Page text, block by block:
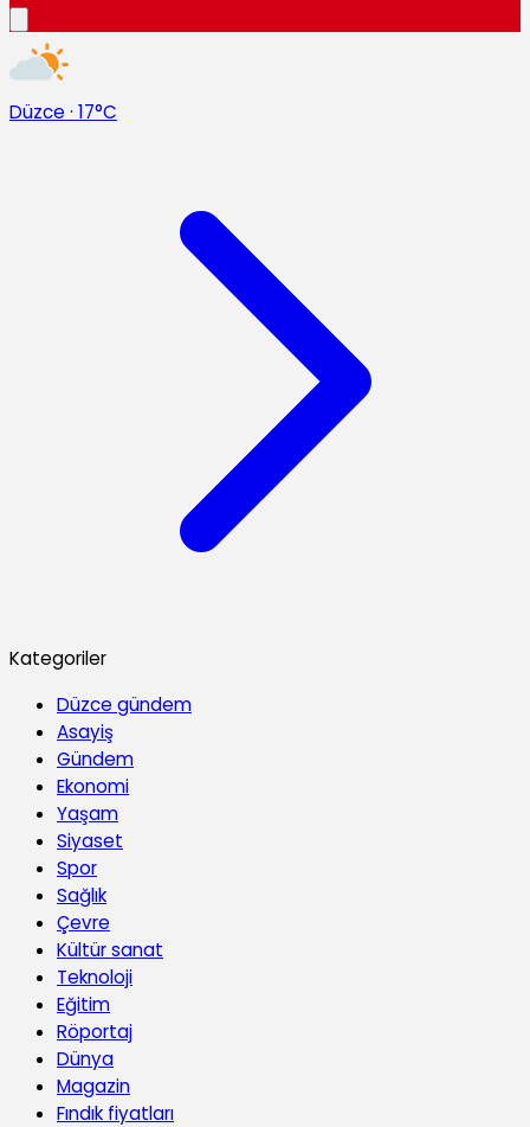
Düzce · 17°C
Kategoriler
Düzce gündem
Asayiş
Gündem
Ekonomi
Yaşam
Siyaset
Spor
Sağlık
Çevre
Kültür sanat
Teknoloji
Eğitim
Röportaj
Dünya
Magazin
Fındık fiyatları